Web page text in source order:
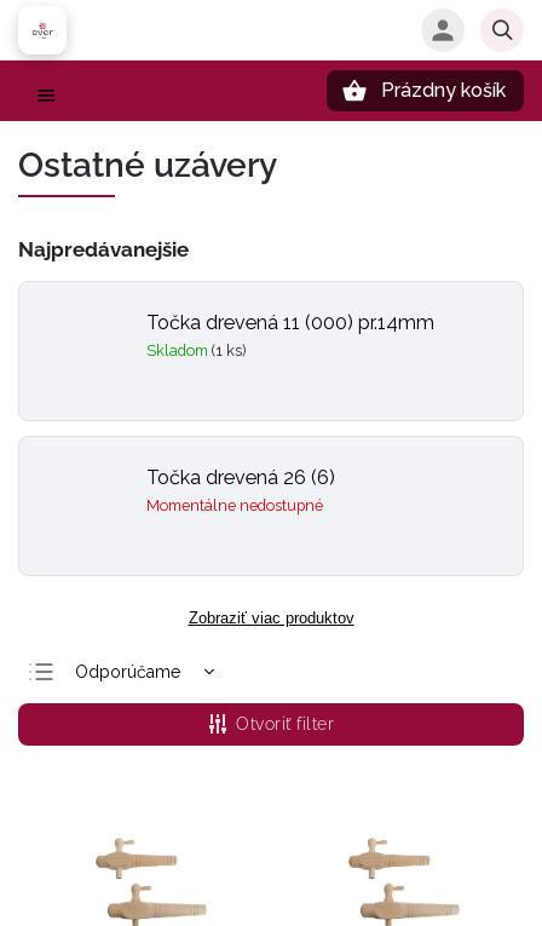
Prázdny košík
Ostatné uzávery
Najpredávanejšie
Točka drevená 11 (000) pr.14mm
Skladom (1 ks)
Točka drevená 26 (6)
Momentálne nedostupné
Zobraziť viac produktov
Odporúčame
Najdrahšie
Otvoriť filter